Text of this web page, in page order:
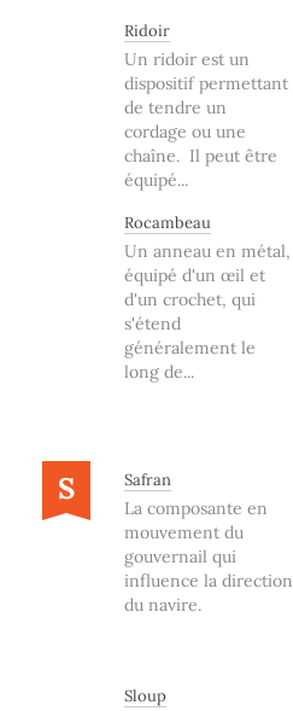
Ridoir
Un ridoir est un
dispositif permettant
de tendre un
cordage ou une
chaîne. Il peut être
équipé...
Rocambeau
Un anneau en métal,
équipé d'un œil et
d'un crochet, qui
s'étend
généralement le
long de...
S Safran
La composante en
mouvement du
gouvernail qui
influence la direction
du navire.
Sloup